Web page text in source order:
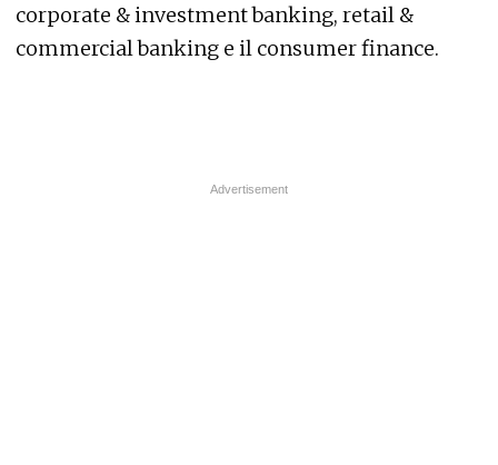
corporate & investment banking, retail &
commercial banking e il consumer finance.